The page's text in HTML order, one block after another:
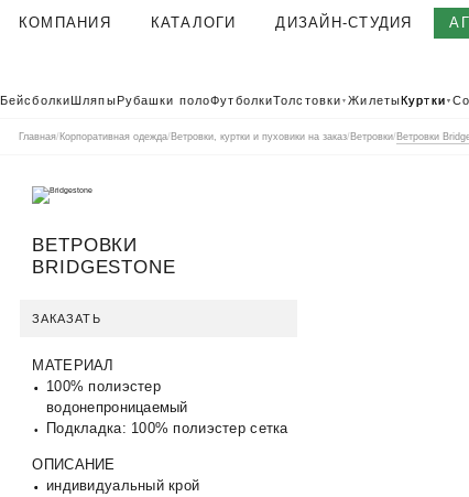
КОМПАНИЯ
О КОМПАНИИ
КЛИЕНТЫ
ПОЛЬЗОВАТЕЛЬСКОЕ СОГЛАШЕНИЕ
ДОСТАВКА И ОПЛАТА
ВАКАНСИИ
КОНТАКТЫ
КАТАЛОГИ
КАТАЛОГ 2026
ДИЗАЙН-СТУДИЯ
БейсболкиШляпыРубашки полоФутболкиТолстовки ▼ ЖилетыКуртки ▼
Главная/ Корпоративная одежда/ Ветровки, куртки и пуховики на заказ/ Ветровки/ Ветровки
ВЕТРОВКИ
BRIDGESTONE
ЗАКАЗАТЬ
МАТЕРИАЛ
100% полиэстер
водонепроницаемый
Подкладка: 100% полиэстер сетка
ОПИСАНИЕ
индивидуальный крой